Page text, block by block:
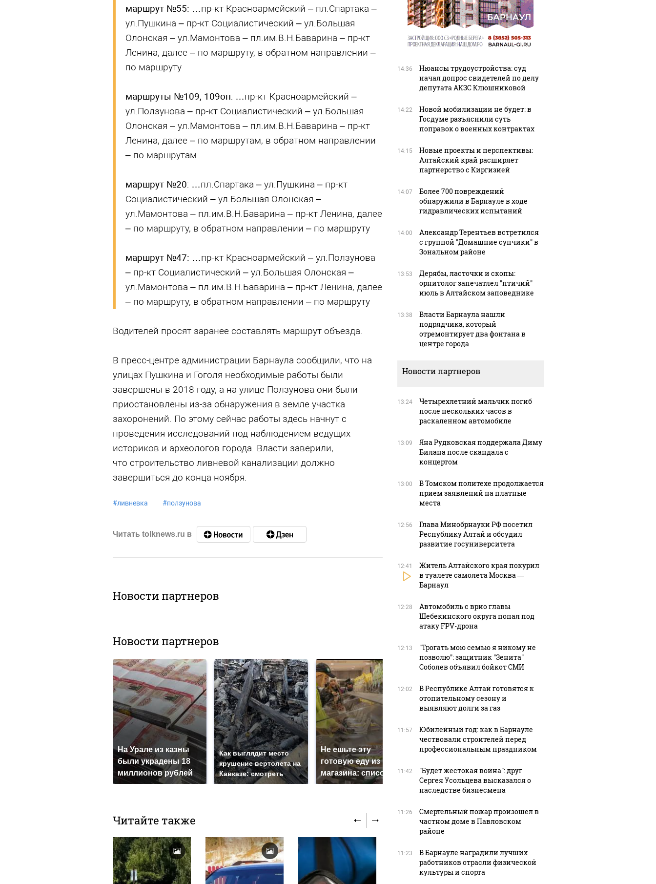
маршрут №55: …пр-кт Красноармейский – пл.Спартака –
ул.Пушкина – пр-кт Социалистический – ул.Большая
Олонская – ул.Мамонтова – пл.им.В.Н.Баварина – пр-кт
Ленина, далее – по маршруту, в обратном направлении –
по маршруту
маршруты №109, 109оп: …пр-кт Красноармейский –
ул.Ползунова – пр-кт Социалистический – ул.Большая
Олонская – ул.Мамонтова – пл.им.В.Н.Баварина – пр-кт
Ленина, далее – по маршрутам, в обратном направлении
– по маршрутам
маршрут №20: …пл.Спартака – ул.Пушкина – пр-кт
Социалистический – ул.Большая Олонская –
ул.Мамонтова – пл.им.В.Н.Баварина – пр-кт Ленина, далее
– по маршруту, в обратном направлении – по маршруту
маршрут №47: …пр-кт Красноармейский – ул.Ползунова
– пр-кт Социалистический – ул.Большая Олонская –
ул.Мамонтова – пл.им.В.Н.Баварина – пр-кт Ленина, далее
– по маршруту, в обратном направлении – по маршруту
Водителей просят заранее составлять маршрут объезда.
В пресс-центре администрации Барнаула сообщили, что на
улицах Пушкина и Гоголя необходимые работы были
завершены в 2018 году, а на улице Ползунова они были
приостановлены из-за обнаружения в земле участка
захоронений. По этому сейчас работы здесь начнут с
проведения исследований под наблюдением ведущих
историков и археологов города. Власти заверили,
что строительство ливневой канализации должно
завершиться до конца ноября.
#ливневка #ползунова
Читать tolknews.ru в
Новости партнеров
Новости партнеров
На Урале из казны
были украдены 18
миллионов рублей
Как выглядит место
крушение вертолета на
Кавказе: смотреть
Не ешьте эту
готовую еду из
магазина: список
В ОАЭ произошло
криптомиллионера
Все новости по
Читайте также
14:36
Нюансы трудоустройства: суд
начал допрос свидетелей по делу
депутата АКЗС Клюшниковой
14:22
Новой мобилизации не будет: в
Госдуме разъяснили суть
поправок о военных контрактах
14:15
Новые проекты и перспективы:
Алтайский край расширяет
партнерство с Киргизией
14:07
Более 700 повреждений
обнаружили в Барнауле в ходе
гидравлических испытаний
14:00
Александр Терентьев встретился
с группой "Домашние супчики" в
Зональном районе
13:53
Дерябы, ласточки и скопы:
орнитолог запечатлел "птичий"
июль в Алтайском заповеднике
13:38
Власти Барнаула нашли
подрядчика, который
отремонтирует два фонтана в
центре города
Новости партнеров
13:24
Четырехлетний мальчик погиб
после нескольких часов в
раскаленном автомобиле
13:09
Яна Рудковская поддержала Диму
Билана после скандала с
концертом
13:00
В Томском политехе продолжается
прием заявлений на платные
места
12:56
Глава Минобрнауки РФ посетил
Республику Алтай и обсудил
развитие госуниверситета
12:41
Житель Алтайского края покурил
в туалете самолета Москва —
Барнаул
12:28
Автомобиль с врио главы
Шебекинского округа попал под
атаку FPV-дрона
12:13
"Трогать мою семью я никому не
позволю": защитник "Зенита"
Соболев объявил бойкот СМИ
12:02
В Республике Алтай готовятся к
отопительному сезону и
выявляют долги за газ
11:57
Юбилейный год: как в Барнауле
чествовали строителей перед
профессиональным праздником
11:42
"Будет жестокая война": друг
Сергея Усольцева высказался о
наследстве бизнесмена
11:26
Смертельный пожар произошел в
частном доме в Павловском
районе
11:23
В Барнауле наградили лучших
работников отрасли физической
культуры и спорта